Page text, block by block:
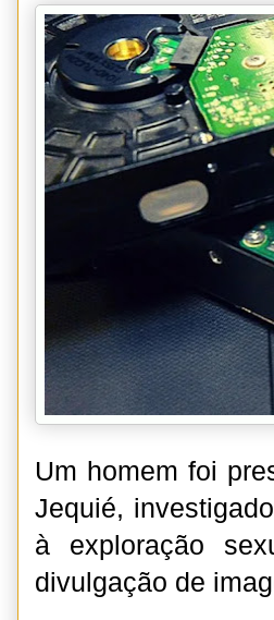
Um homem foi
Jequié,
à exploração
divulgação de